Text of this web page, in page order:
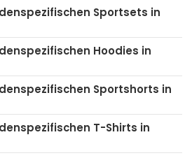
Sportsets in
Hoodies in
Sportshorts in
T-Shirts in